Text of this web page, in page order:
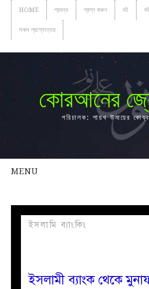
HOME প্রবন্ধ প্রশ্ন করুন বই বই
সকল প্রশ্নোত্তর
কোরআনের
পরিচালক: শায়খ উমায়ের
MENU
সকল
প্রবন্ধ
নারীদের
ইসলামি ব্যাংকিং
ইসলামী ব্যাংক থেকে